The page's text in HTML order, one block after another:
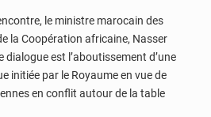
le ministre marocain des
la Coopération africaine, Nasser
dialogue est l’aboutissement d’une
initiée par le Royaume en vue de
en conflit autour de la table